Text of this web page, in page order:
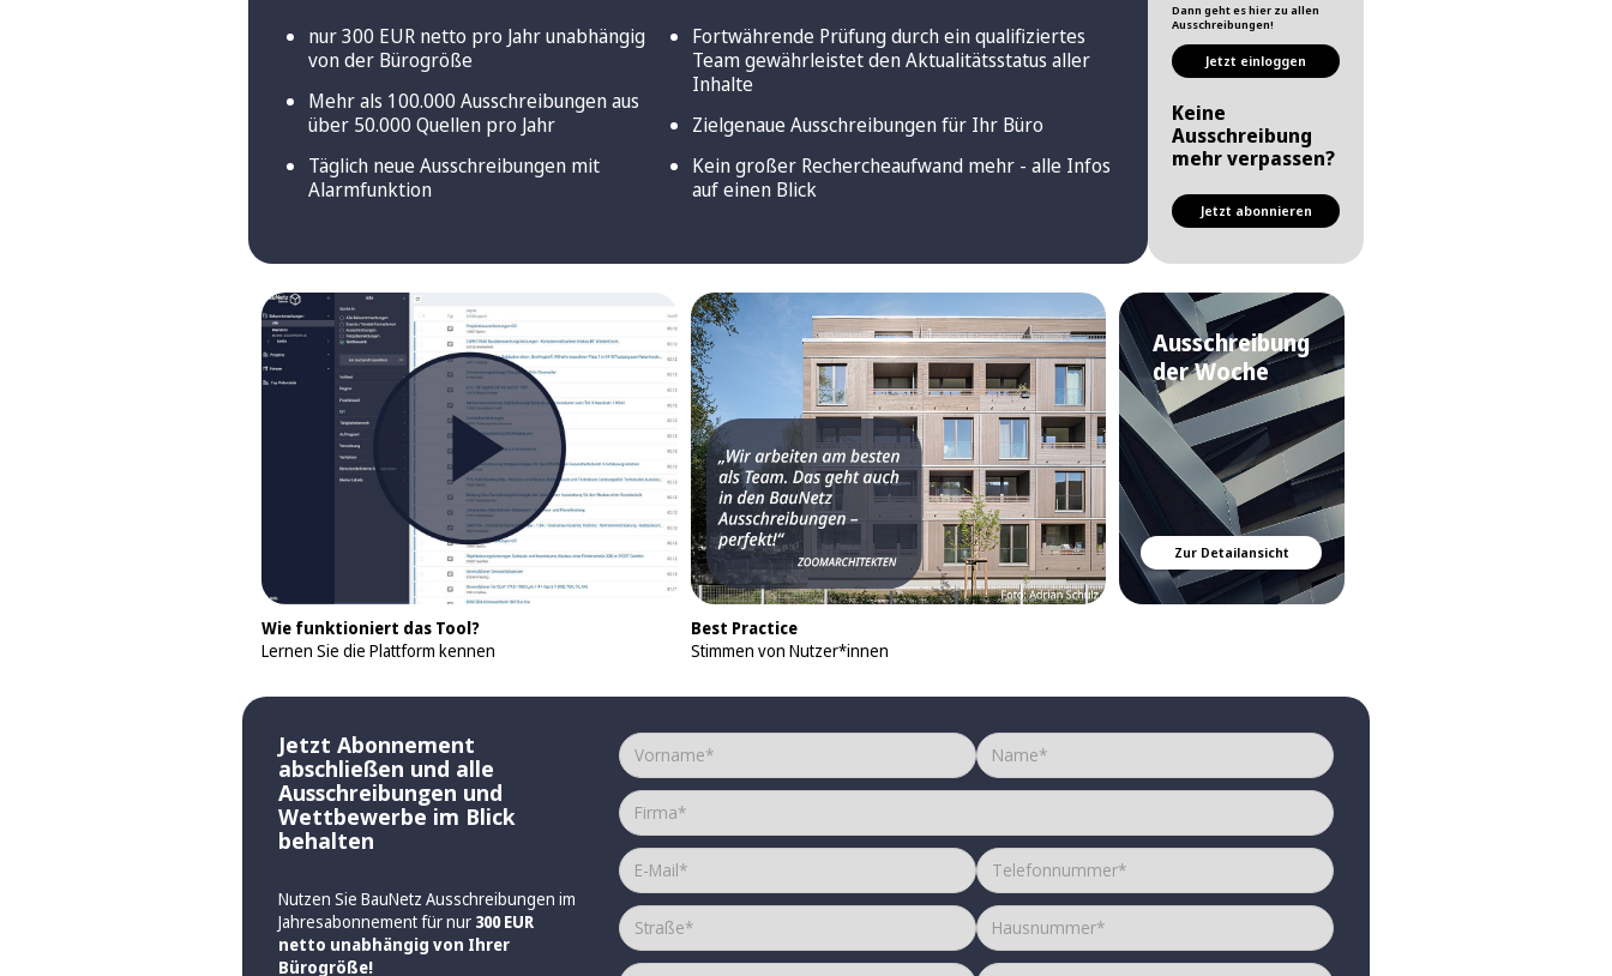
nur 300 EUR netto pro Jahr unabhängig
von der Bürogröße
Mehr als 100.000 Ausschreibungen aus
über 50.000 Quellen pro Jahr
Täglich neue Ausschreibungen mit
Alarmfunktion
Fortwährende Prüfung durch ein qualifiziertes
Team gewährleistet den Aktualitätsstatus aller
Inhalte
Zielgenaue Ausschreibungen für Ihr Büro
Kein großer Rechercheaufwand mehr - alle Infos
auf einen Blick
Dann geht es hier zu allen
Ausschreibungen!
Jetzt einloggen
Keine
Ausschreibung
mehr verpassen?
Jetzt abonnieren
Wie funktioniert das Tool?
Lernen Sie die Plattform kennen
Best Practice
Stimmen von Nutzer*innen
Ausschreibung
der Woche
Zur Detailansicht
Jetzt Abonnement
abschließen und alle
Ausschreibungen und
Wettbewerbe im Blick
behalten
Nutzen Sie BauNetz Ausschreibungen im
Jahresabonnement für nur 300 EUR
netto unabhängig von Ihrer
Bürogröße!